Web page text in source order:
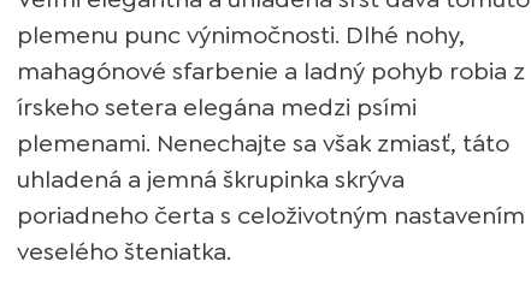
plemenu punc výnimočnosti. Dlhé nohy,
mahagónové sfarbenie a ladný pohyb robia z
írskeho setera elegána medzi psími
plemenami. Nenechajte sa však zmiasť, táto
uhladená a jemná škrupinka skrýva
poriadneho čerta s celoživotným nastavením
veselého šteniatka.